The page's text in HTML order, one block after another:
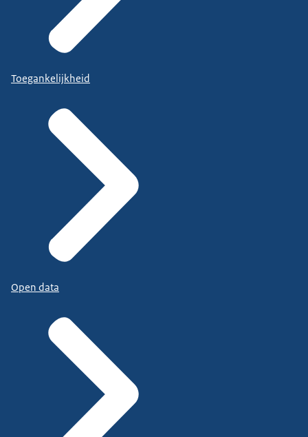
Toegankelijkheid
Open data